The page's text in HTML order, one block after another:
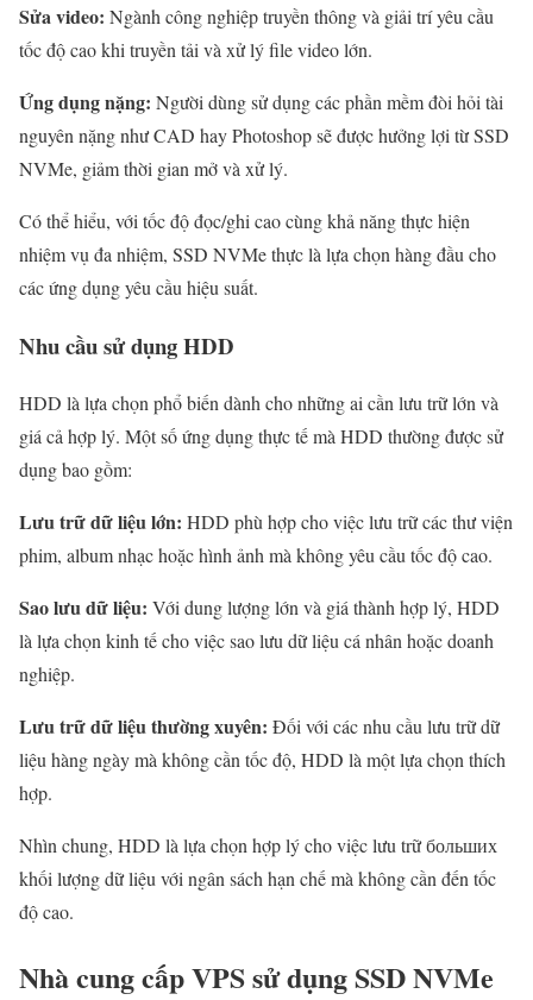
Sửa video: Ngành công nghiệp truyền thông và giải trí yêu cầu
tốc độ cao khi truyền tải và xử lý file video lớn.
Ứng dụng nặng: Người dùng sử dụng các phần mềm đòi hỏi tài
nguyên nặng như CAD hay Photoshop sẽ được hưởng lợi từ SSD
NVMe, giảm thời gian mở và xử lý.
Có thể hiểu, với tốc độ đọc/ghi cao cùng khả năng thực hiện
nhiệm vụ đa nhiệm, SSD NVMe thực là lựa chọn hàng đầu cho
các ứng dụng yêu cầu hiệu suất.
Nhu cầu sử dụng HDD
HDD là lựa chọn phổ biến dành cho những ai cần lưu trữ lớn và
giá cả hợp lý. Một số ứng dụng thực tế mà HDD thường được sử
dụng bao gồm:
Lưu trữ dữ liệu lớn: HDD phù hợp cho việc lưu trữ các thư viện
phim, album nhạc hoặc hình ảnh mà không yêu cầu tốc độ cao.
Sao lưu dữ liệu: Với dung lượng lớn và giá thành hợp lý, HDD
là lựa chọn kinh tế cho việc sao lưu dữ liệu cá nhân hoặc doanh
nghiệp.
Lưu trữ dữ liệu thường xuyên: Đối với các nhu cầu lưu trữ dữ
liệu hàng ngày mà không cần tốc độ, HDD là một lựa chọn thích
hợp.
Nhìn chung, HDD là lựa chọn hợp lý cho việc lưu trữ больших
khối lượng dữ liệu với ngân sách hạn chế mà không cần đến tốc
độ cao.
Nhà cung cấp VPS sử dụng SSD NVMe